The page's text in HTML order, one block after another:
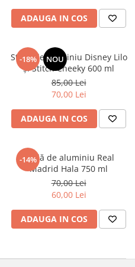
ADAUGA IN COS
-18% NOU
Sticlă de aluminiu Disney Lilo
și Stitch Cheeky 600 ml
85,00 Lei
70,00 Lei
ADAUGA IN COS
-14%
sticlă de aluminiu Real
Madrid Hala 750 ml
70,00 Lei
60,00 Lei
ADAUGA IN COS